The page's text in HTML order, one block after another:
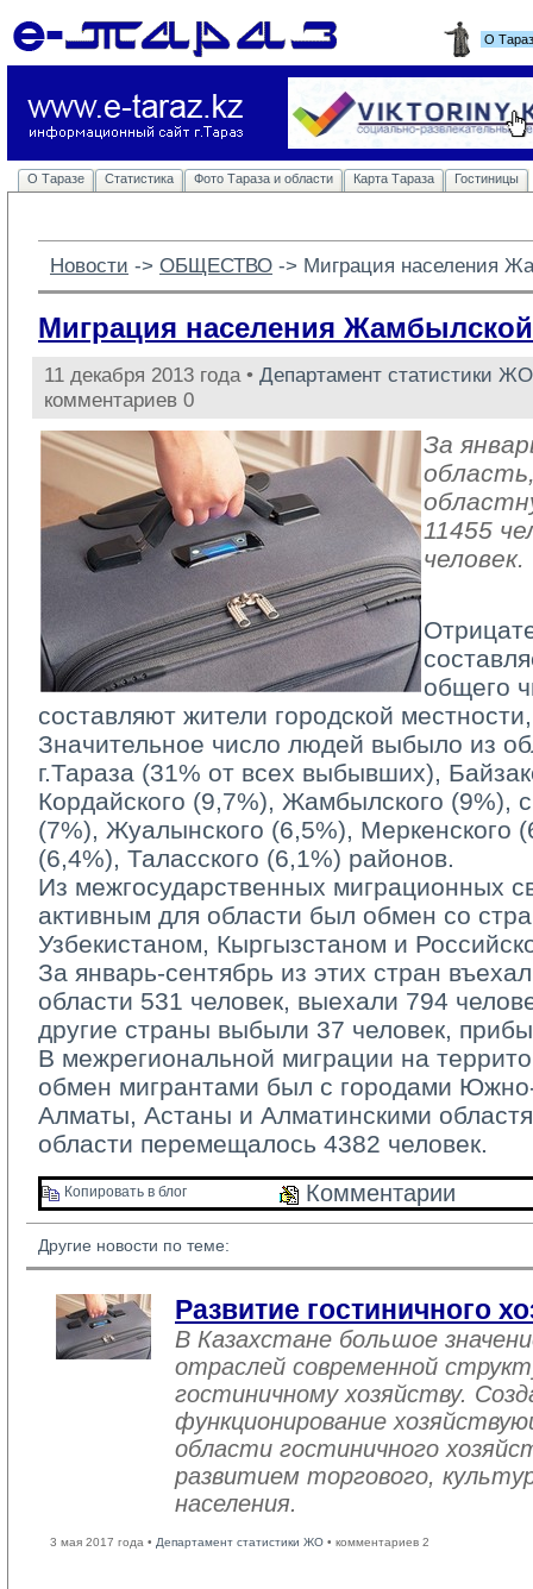
О
О Таразе Статистика Фото Тараза и области Карта Тараза Гостиницы
Новости -> ОБЩЕСТВО -> Миграция населения
Миграция населения
11 декабря 2013 года • Департамент статистики ЖО
комментариев 0
За
11455
человек.
общего
составляют жители городской
Значительное число людей выбыло из
г.Тараза (31% от всех выбывших),
Кордайского (9,7%), Жамбылского (9%),
(7%), Жуалынского (6,5%), Меркенского
(6,4%), Таласского (6,1%) районов.
Из межгосударственных миграционных
активным для области был обмен со
Узбекистаном, Кыргызстаном и
За январь-сентябрь из этих стран
области 531 человек, выехали 794
другие страны выбыли 37 человек,
В межрегиональной миграции на
обмен мигрантами был с городами Южно-
Алматы, Астаны и Алматинскими
области перемещалось 4382 человек.
Копировать в блог Комментарии
Другие новости по теме:
Развитие гостиничного
В Казахстане большое
отраслей современной
гостиничному хозяйству.
функционирование
области гостиничного
развитием торгового,
населения.
3 мая 2017 года • Департамент статистики ЖО • комментариев 2